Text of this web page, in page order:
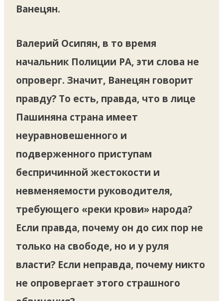
Ванецян.
Валерий Осипян, в то время
начальник Полиции РА, эти слова не
опроверг. Значит, Ванецян говорит
правду? То есть, правда, что в лице
Пашиняна страна имеет
неуравновешенного и
подверженного приступам
беспричинной жестокости и
невменяемости руководителя,
требующего «реки крови» народа?
Если правда, почему он до сих пор не
только на свободе, но и у руля
власти? Если неправда, почему никто
не опровергает этого страшного